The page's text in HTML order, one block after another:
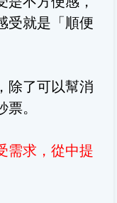
受就是「順便
除了可以幫消
。
需求，從中提